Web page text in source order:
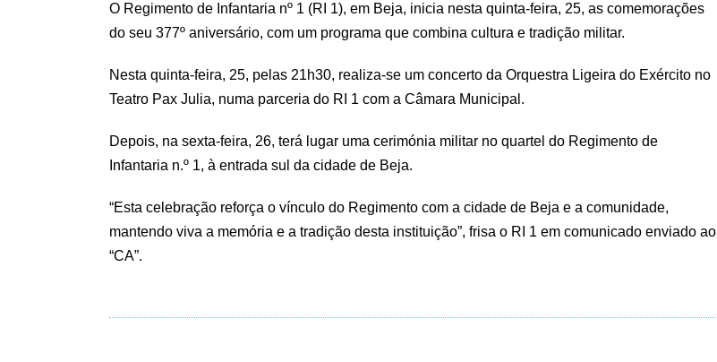
O Regimento de Infantaria nº 1 (RI 1), em Beja, inicia nesta quinta-feira, 25, as comemorações
do seu 377º aniversário, com um programa que combina cultura e tradição militar.
Nesta quinta-feira, 25, pelas 21h30, realiza-se um concerto da Orquestra Ligeira do Exército no
Teatro Pax Julia, numa parceria do RI 1 com a Câmara Municipal.
Depois, na sexta-feira, 26, terá lugar uma cerimónia militar no quartel do Regimento de
Infantaria n.º 1, à entrada sul da cidade de Beja.
“Esta celebração reforça o vínculo do Regimento com a cidade de Beja e a comunidade,
mantendo viva a memória e a tradição desta instituição”, frisa o RI 1 em comunicado enviado ao
“CA”.